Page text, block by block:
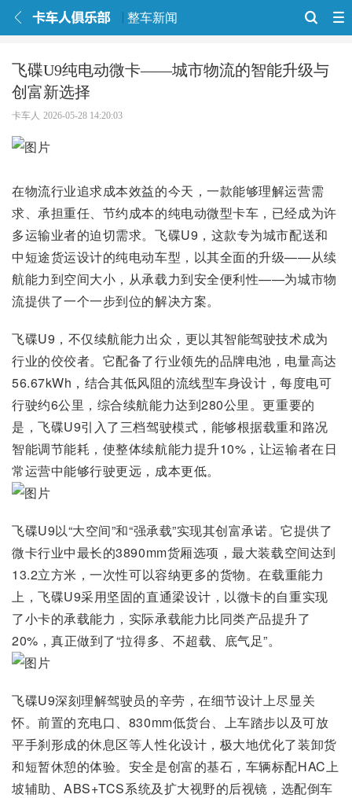
整车新闻
飞碟U9纯电动微卡——城市物流的智能升级与
创富新选择
卡车人 2026-05-28 14:20:03
在物流行业追求成本效益的今天，一款能够理解运营需
求、承担重任、节约成本的纯电动微型卡车，已经成为许
多运输业者的迫切需求。飞碟U9，这款专为城市配送和
中短途货运设计的纯电动车型，以其全面的升级——从续
航能力到空间大小，从承载力到安全便利性——为城市物
流提供了一个一步到位的解决方案。
飞碟U9，不仅续航能力出众，更以其智能驾驶技术成为
行业的佼佼者。它配备了行业领先的品牌电池，电量高达
56.67kWh，结合其低风阻的流线型车身设计，每度电可
行驶约6公里，综合续航能力达到280公里。更重要的
是，飞碟U9引入了三档驾驶模式，能够根据载重和路况
智能调节能耗，使整体续航能力提升10%，让运输者在日
常运营中能够行驶更远，成本更低。
飞碟U9以“大空间”和“强承载”实现其创富承诺。它提供了
微卡行业中最长的3890mm货厢选项，最大装载空间达到
13.2立方米，一次性可以容纳更多的货物。在载重能力
上，飞碟U9采用坚固的直通梁设计，以微卡的自重实现
了小卡的承载能力，实际承载能力比同类产品提升了
20%，真正做到了“拉得多、不超载、底气足”。
飞碟U9深刻理解驾驶员的辛劳，在细节设计上尽显关
怀。前置的充电口、830mm低货台、上车踏步以及可放
平手刹形成的休息区等人性化设计，极大地优化了装卸货
和短暂休憩的体验。安全是创富的基石，车辆标配HAC上
坡辅助、ABS+TCS系统及扩大视野的后视镜，选配倒车